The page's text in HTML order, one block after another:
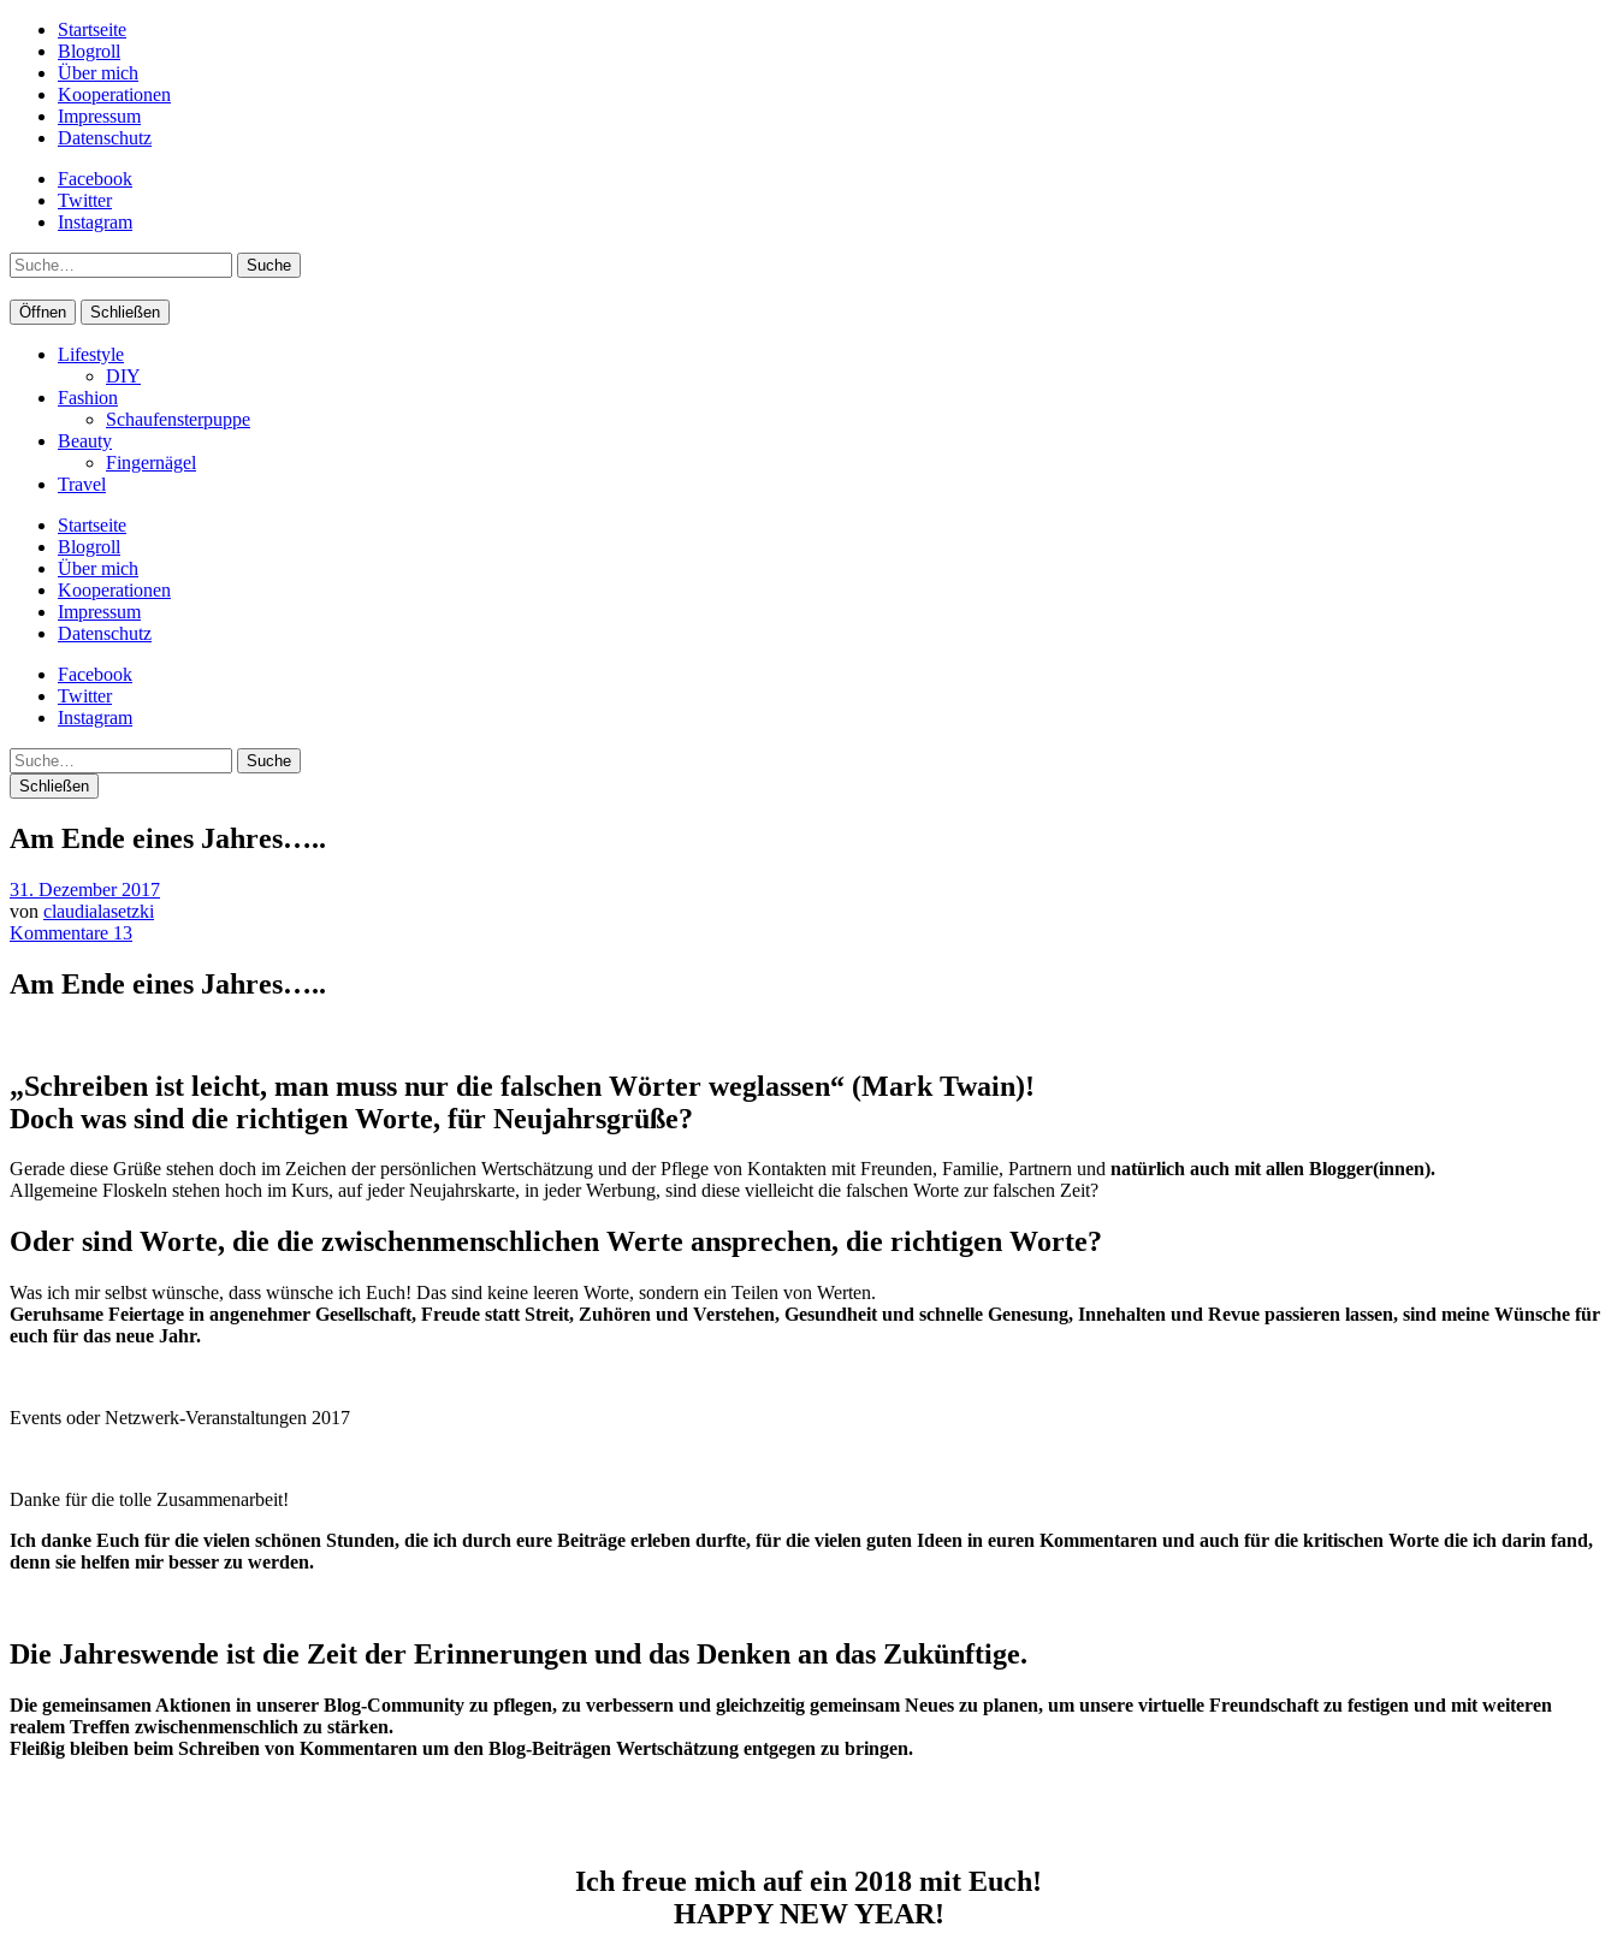
Startseite
Blogroll
Über mich
Kooperationen
Impressum
Datenschutz
Facebook
Twitter
Instagram
Suche
Öffnen Schließen
Lifestyle
DIY
Fashion
Schaufensterpuppe
Beauty
Fingernägel
Travel
Startseite
Blogroll
Über mich
Kooperationen
Impressum
Datenschutz
Facebook
Twitter
Instagram
Suche
Schließen
Am Ende eines Jahres…..
31. Dezember 2017
von claudialasetzki
Kommentare 13
Am Ende eines Jahres…..
„Schreiben ist leicht, man muss nur die falschen Wörter weglassen“ (Mark Twain)!
Doch was sind die richtigen Worte, für Neujahrsgrüße?
Gerade diese Grüße stehen doch im Zeichen der persönlichen Wertschätzung und der Pflege von Kontakten mit Freunden, Familie, Partnern und natürlich auch mit allen Blogger(innen).
Allgemeine Floskeln stehen hoch im Kurs, auf jeder Neujahrskarte, in jeder Werbung, sind diese vielleicht die falschen Worte zur falschen Zeit?
Oder sind Worte, die die zwischenmenschlichen Werte ansprechen, die richtigen Worte?
Was ich mir selbst wünsche, dass wünsche ich Euch! Das sind keine leeren Worte, sondern ein Teilen von Werten.
Geruhsame Feiertage in angenehmer Gesellschaft, Freude statt Streit, Zuhören und Verstehen, Gesundheit und schnelle Genesung, Innehalten und Revue passieren lassen, sind meine Wünsche für
euch für das neue Jahr.
Events oder Netzwerk-Veranstaltungen 2017
Danke für die tolle Zusammenarbeit!
Ich danke Euch für die vielen schönen Stunden, die ich durch eure Beiträge erleben durfte, für die vielen guten Ideen in euren Kommentaren und auch für die kritischen Worte die ich darin fand,
denn sie helfen mir besser zu werden.
Die Jahreswende ist die Zeit der Erinnerungen und das Denken an das Zukünftige.
Die gemeinsamen Aktionen in unserer Blog-Community zu pflegen, zu verbessern und gleichzeitig gemeinsam Neues zu planen, um unsere virtuelle Freundschaft zu festigen und mit weiteren
realem Treffen zwischenmenschlich zu stärken.
Fleißig bleiben beim Schreiben von Kommentaren um den Blog-Beiträgen Wertschätzung entgegen zu bringen.
Ich freue mich auf ein 2018 mit Euch!
HAPPY NEW YEAR!